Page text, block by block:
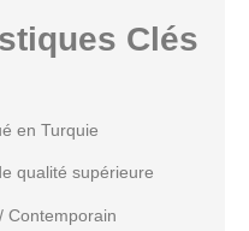
Clés
en Turquie
qualité supérieure
Contemporain